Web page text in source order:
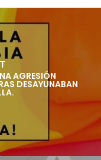
AGRESIÓN
DESAYUNABAN